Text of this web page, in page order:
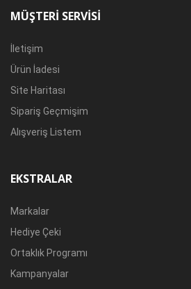
MÜŞTERI SERVISI
İletişim
Ürün İadesi
Site Haritası
Sipariş Geçmişim
Alışveriş Listem
EKSTRALAR
Markalar
Hediye Çeki
Ortaklık Programı
Kampanyalar